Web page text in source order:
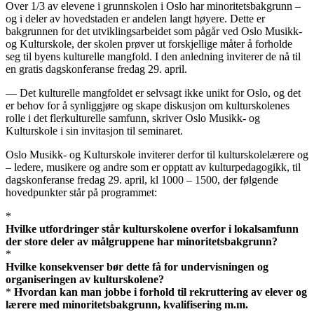
Over 1/3 av elevene i grunnskolen i Oslo har minoritetsbakgrunn –
og i deler av hovedstaden er andelen langt høyere. Dette er
bakgrunnen for det utviklingsarbeidet som pågår ved Oslo Musikk-
og Kulturskole, der skolen prøver ut forskjellige måter å forholde
seg til byens kulturelle mangfold. I den anledning inviterer de nå til
en gratis dagskonferanse fredag 29. april.
— Det kulturelle mangfoldet er selvsagt ikke unikt for Oslo, og det
er behov for å synliggjøre og skape diskusjon om kulturskolenes
rolle i det flerkulturelle samfunn, skriver Oslo Musikk- og
Kulturskole i sin invitasjon til seminaret.
Oslo Musikk- og Kulturskole inviterer derfor til kulturskolelærere og
– ledere, musikere og andre som er opptatt av kulturpedagogikk, til
dagskonferanse fredag 29. april, kl 1000 – 1500, der følgende
hovedpunkter står på programmet:
*
Hvilke utfordringer står kulturskolene overfor i lokalsamfunn
der store deler av målgruppene har minoritetsbakgrunn?
*
Hvilke konsekvenser bør dette få for undervisningen og
organiseringen av kulturskolene?
* Hvordan kan man jobbe i forhold til rekruttering av elever og
lærere med minoritetsbakgrunn, kvalifisering m.m.